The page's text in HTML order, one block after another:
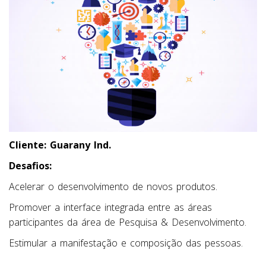
Cliente: Guarany Ind.
Desafios:
Acelerar o desenvolvimento de novos produtos.
Promover a interface integrada entre as áreas
participantes da área de Pesquisa & Desenvolvimento.
Estimular a manifestação e composição das pessoas.